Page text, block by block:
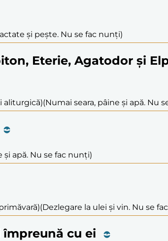
și pește. Nu se fac nunți)
Eterie, Agatodor și
aliturgică)(Numai seara, pâine și apă. Nu
și apă. Nu se fac nunți)
(Dezlegare la ulei și vin. Nu se
împreună cu ei